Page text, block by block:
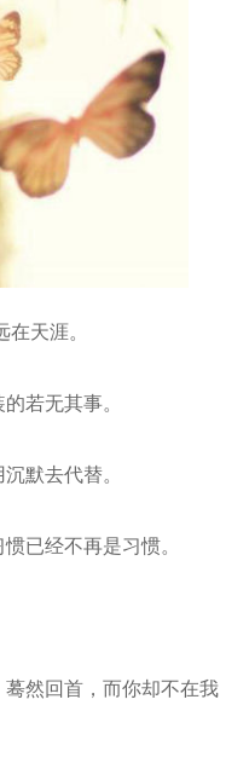
天涯。
若无其事。
默去代替。
已经不再是习惯。
然回首，而你却不在我